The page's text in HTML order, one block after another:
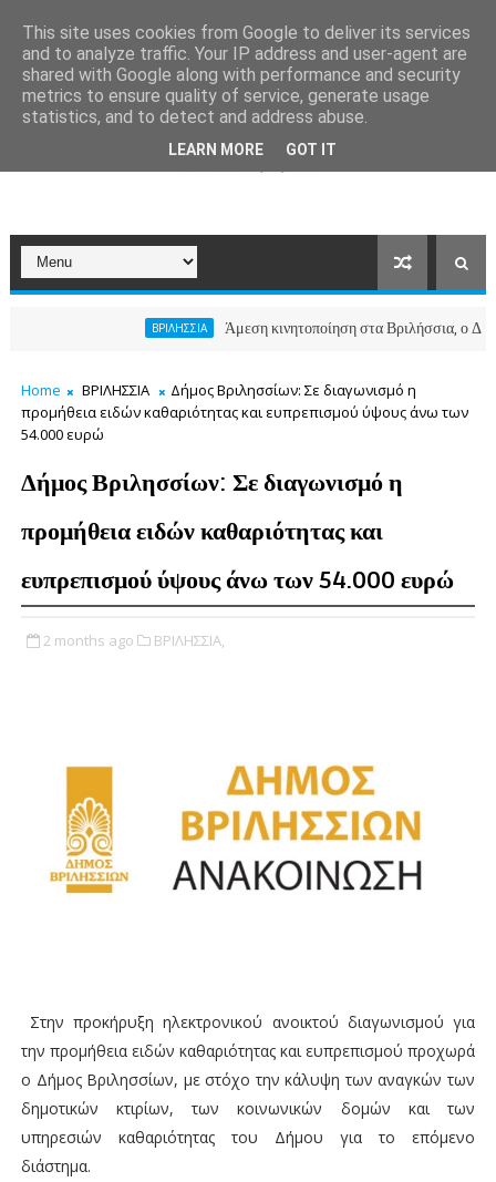
ΒΡΙΛΗΣΣΙΑ Άμεση κινητοποίηση στα Βριλήσσια, ο Δήμος
Home ΒΡΙΛΗΣΣΙΑ
Δήμος Βριλησσίων: Σε διαγωνισμό η
προμήθεια ειδών καθαριότητας και ευπρεπισμού ύψους άνω των
54.000 ευρώ
Δήμος Βριλησσίων: Σε διαγωνισμό η
προμήθεια ειδών καθαριότητας και
ευπρεπισμού ύψους άνω των 54.000 ευρώ
2 months ago ΒΡΙΛΗΣΣΙΑ,
Στην προκήρυξη ηλεκτρονικού ανοικτού διαγωνισμού για
την προμήθεια ειδών καθαριότητας και ευπρεπισμού προχωρά
ο Δήμος Βριλησσίων, με στόχο την κάλυψη των αναγκών των
δημοτικών κτιρίων, των κοινωνικών δομών και των
υπηρεσιών καθαριότητας του Δήμου για το επόμενο
διάστημα.
This site uses cookies from Google to deliver its services
and to analyze traffic. Your IP address and user-agent are
shared with Google along with performance and security
metrics to ensure quality of service, generate usage
statistics, and to detect and address abuse.
LEARN MORE GOT IT